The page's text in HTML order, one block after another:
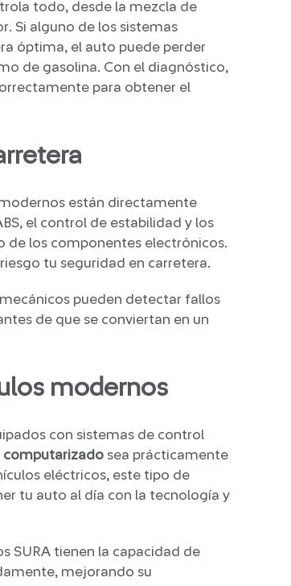
todo, desde la mezcla de
Si alguno de los sistemas
óptima, el auto puede perder
de gasolina. Con el diagnóstico,
para obtener el
están directamente
el control de estabilidad y los
de los componentes electrónicos.
tu seguridad en carretera.
pueden detectar fallos
de que se conviertan en un
modernos
con sistemas de control
computarizado sea prácticamente
eléctricos, este tipo de
tu auto al día con la tecnología y
SURA tienen la capacidad de
mejorando su